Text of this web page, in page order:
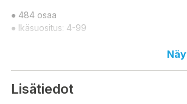
● 484 osaa
● Ikäsuositus: 4-99
Designad för byggare i alla åldrar, den här
byggande och fordonslek. Det här setet
Lisätiedot